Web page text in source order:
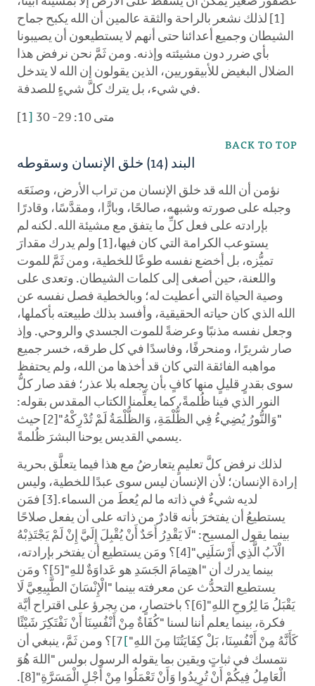
[1] لذلك نشعر بالراحة والثقة عالمين أن الله يكبح جماح
الشيطان وجميع أعدائنا حتى أنهم لا يستطيعون أن يصيبونا
بأي ضرر دون مشيئته وإذنه. ومن ثَمَّ نحن نرفض هذا
الضلال البغيض للأبيقوريين، الذين يقولون إن الله لا يتدخل
في شيء، بل يترك كلَّ شيءٍ للصدفة.
[1 متى 10: 29- 30
BACK TO TOP
البند (14) خلق الإنسان وسقوطه
نؤمن أن الله قد خلق الإنسان من تراب الأرض، وصنَعَه
وجبله على صورته وشبهه، صالحًا، وبارًّا، ومقدَّسًا، وقادرًا
بإرادته على فعل كلِّ ما يتفق مع مشيئة الله. لكنه لم
يستوعب الكرامة التي كان فيها،[1] ولم يدرك مقدارَ
تميُّزه، بل أخضع نفسه طوعًا للخطية، ومن ثَمَّ للموت
واللعنة، حين أصغى إلى كلمات الشيطان. وتعدى على
وصية الحياة التي أعطيت له؛ وبالخطية فصل نفسه عن
الله الذي كان حياته الحقيقية، وأفسد بذلك طبيعته بأكملها،
وجعل نفسه مذنبًا وعرضةً للموت الجسدي والروحي. وإذ
صار شريرًا، ومنحرفًا، وفاسدًا في كل طرقه، خسر جميع
مواهبه الفائقة التي كان قد أخذها من الله، ولم يحتفظ
سوى بقدرٍ قليلٍ منها كافٍ بأن يجعله بلا عذر؛ فقد صار كلُّ
النور الذي فينا ظُلمةً، كما يعلِّمنا الكتاب المقدس بقوله:
"وَالنُّورُ يُضِيءُ فِي الظُّلْمَةِ، وَالظُّلْمَةُ لَمْ تُدْرِكْهُ"[2] حيث
يسمي القديس يوحنا البشرَ ظُلمةً.
لذلك نرفض كلَّ تعليمٍ يتعارضُ مع هذا فيما يتعلَّق بحرية
إرادة الإنسان؛ لأن الإنسان ليس سوى عبدًا للخطية، وليس
لديه شيءٌ في ذاته ما لم يُعطَ من السماء.[3] فمَن
يستطيعُ أن يفتخرَ بأنه قادرٌ من ذاته على أن يفعل صلاحًا
بينما يقول المسيح: "لَا يَقْدِرُ أَحَدٌ أَنْ يُقْبِلَ إِلَيَّ إِنْ لَمْ يَجْتَذِبْهُ
الْآبُ الَّذِي أَرْسَلَنِي"[4]؟ ومَن يستطيع أن يفتخر بإرادته،
بينما يدرك أن "اهتِمامَ الجَسَدِ هو عَداوَةٌ للهِ"[5]؟ ومَن
يستطيع التحدُّث عن معرفته بينما "الْإِنْسَانَ الطَّبِيعِيَّ لَا
يَقْبَلُ مَا لِرُوحِ اللهِ"[6]؟ باختصارٍ، من يجرؤ على اقتراح أيَّة
فكرة، بينما يعلم أننا لسنا "كُفَاةٌ مِنْ أَنْفُسِنَا أَنْ نَفْتَكِرَ شَيْئًا
كَأَنَّهُ مِنْ أَنْفُسِنَا، بَلْ كِفَايَتُنَا مِنَ اللهِ"
7]؟ ومن ثَمَّ، ينبغي أن
نتمسك في ثباتٍ ويقين بما يقوله الرسول بولس "اللهَ هُوَ
الْعَامِلُ فِيكُمْ أَنْ تُرِيدُوا وَأَنْ تَعْمَلُوا مِنْ أَجْلِ الْمَسَرَّةِ"[8].